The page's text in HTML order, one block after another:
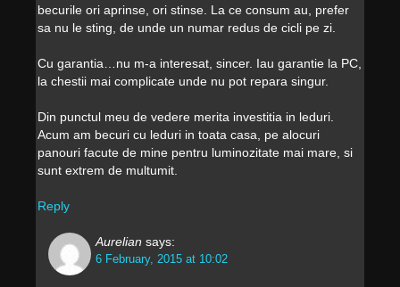
becurile ori aprinse, ori stinse. La ce consum au, prefer
sa nu le sting, de unde un numar redus de cicli pe zi.
Cu garantia…nu m-a interesat, sincer. Iau garantie la PC,
la chestii mai complicate unde nu pot repara singur.
Din punctul meu de vedere merita investitia in leduri.
Acum am becuri cu leduri in toata casa, pe alocuri
panouri facute de mine pentru luminozitate mai mare, si
sunt extrem de multumit.
Reply
Aurelian says:
6 February, 2015 at 10:02